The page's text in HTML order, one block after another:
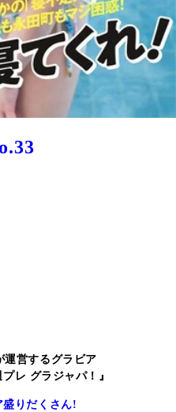
運営するグラビア
レ グラジャパ！』
盛りだくさん!